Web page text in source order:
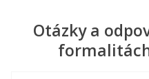
Otázky a